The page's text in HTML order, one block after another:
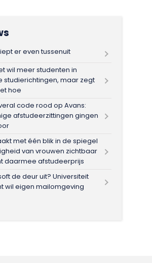
er even tussenuit
wil meer studenten in
studierichtingen, maar zegt
hoe
code rood op Avans:
afstudeerzittingen gingen
met één blik in de spiegel
van vrouwen zichtbaar
daarmee afstudeerprijs
de deur uit? Universiteit
wil eigen mailomgeving